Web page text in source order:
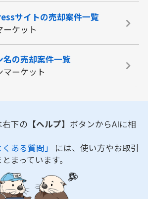
サイトの売却案件一覧
ーケット
名の売却案件一覧
マーケット
下の 【ヘルプ】 ボタンからAIに相
ある質問」 には、使い方やお取引
まっています。